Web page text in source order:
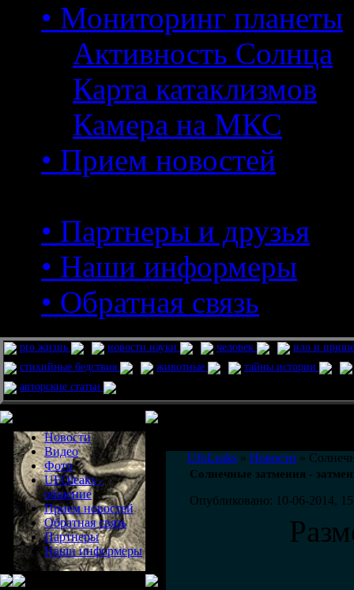
• Мониторинг планеты
Активность Солнца
Карта катаклизмов
Камера на МКС
• Прием новостей
• Партнеры и друзья
• Наши информеры
• Обратная связь
pro жизнь новости науки человек
нло и
стихийные бедствия
животные
тайны истории
авторские статьи
Новости
Видео
Фото
UFOleaks -
общение
Прием новостей
Обратная связь
Партнеры
Наши информеры
UfoLeaks » Новости »
Солнечные затмения -
Опубликовано: 10-06-2014,